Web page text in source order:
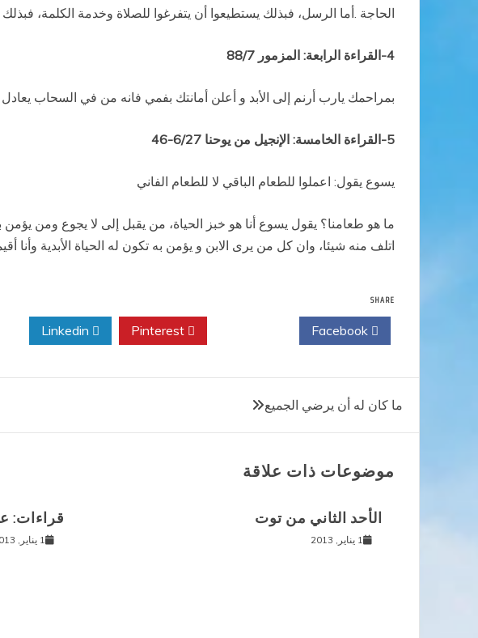
الحاجة .أما الرسل، فبذلك يستطيعوا أن يتفرغوا للصلاة وخدمة الكلمة، فبذلك
4-القراءة الرابعة: المزمور 88/7
بمراحمك يارب أرنم إلى الأبد و أعلن أمانتك بفمي فانه من في السحاب
5-القراءة الخامسة: الإنجيل من يوحنا 6/27-46
يسوع يقول: اعملوا للطعام الباقي لا للطعام الفاني
ما هو طعامنا؟ يقول يسوع أنا هو خبز الحياة، من يقبل إلى لا يجوع ومن
اتلف منه شيئا، وان كل من يرى الابن و يؤمن به تكون له الحياة الأبدية وأنا
SHARE
تصفّح
المقالات
ما كان له أن يرضي الجميع
موضوعات ذات علاقة
قراءات:
1 يناير, 2013
الأحد الثاني من توت
1 يناير, 2013